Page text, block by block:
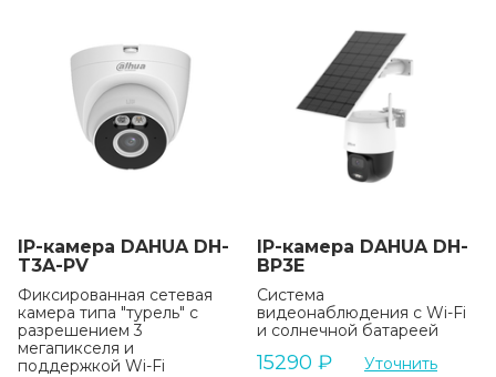
IP-камера DAHUA DH-
T3A-PV
Фиксированная сетевая
камера типа "турель" с
разрешением 3
мегапикселя и
поддержкой Wi-Fi
IP-камера DAHUA DH-
BP3E
Система
видеонаблюдения с Wi-Fi
и солнечной батареей
15290 ₽ Уточнить